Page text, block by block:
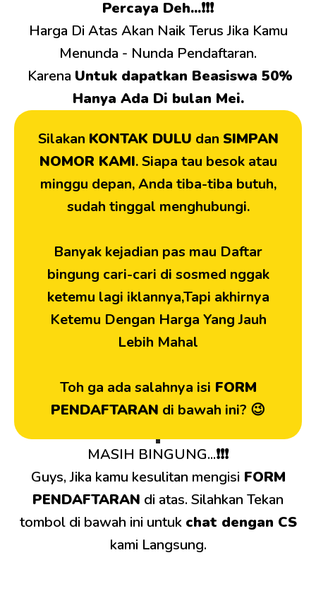
Percaya Deh...❗❗❗
Harga Di Atas Akan Naik Terus Jika Kamu
Menunda - Nunda Pendaftaran.
Karena Untuk dapatkan Beasiswa 50%
Hanya Ada Di bulan Mei.
Silakan KONTAK DULU dan SIMPAN
NOMOR KAMI. Siapa tau besok atau
minggu depan, Anda tiba-tiba butuh,
sudah tinggal menghubungi.
Banyak kejadian pas mau Daftar
bingung cari-cari di sosmed nggak
ketemu lagi iklannya,Tapi akhirnya
Ketemu Dengan Harga Yang Jauh
Lebih Mahal
Toh ga ada salahnya isi FORM
PENDAFTARAN di bawah ini? 😉
MASIH BINGUNG...❗❗❗
Guys, Jika kamu kesulitan mengisi FORM
PENDAFTARAN di atas. Silahkan Tekan
tombol di bawah ini untuk chat dengan CS
kami Langsung.